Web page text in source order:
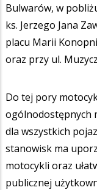
Bulwarów, w
ks. Jerzego Jana
placu Marii
oraz przy ul.
Do tej pory
ogólnodostępnych
dla wszystkich
stanowisk ma
motocykli oraz
publicznej